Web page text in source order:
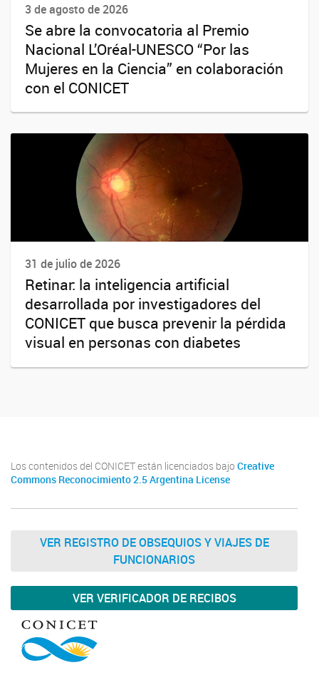
3 de agosto de 2026
Se abre la convocatoria al Premio
Nacional L’Oréal-UNESCO “Por las
Mujeres en la Ciencia” en colaboración
con el CONICET
31 de julio de 2026
Retinar: la inteligencia artificial
desarrollada por investigadores del
CONICET que busca prevenir la pérdida
visual en personas con diabetes
Los contenidos del CONICET están licenciados bajo Creative
Commons Reconocimiento 2.5 Argentina License
VER REGISTRO DE OBSEQUIOS Y VIAJES DE
FUNCIONARIOS
VER VERIFICADOR DE RECIBOS